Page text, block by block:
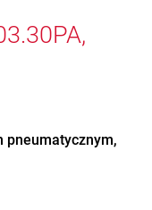
pneumatycznym,